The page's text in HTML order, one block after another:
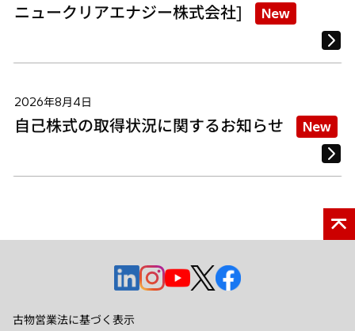
ニュークリアエナジー株式会社]
New
2026年8月4日
自己株式の取得状況に関するお知らせ New
新
し
新
新
し
新
し
新
古物営業法に基づく表示